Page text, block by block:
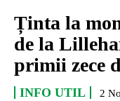
Ținta la
de la
primii zece
INFO UTIL 2